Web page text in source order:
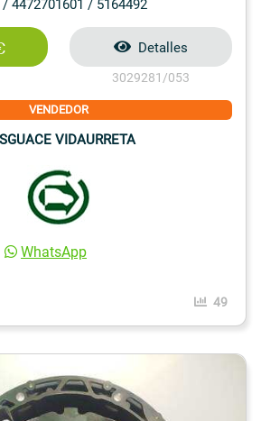
/ 4472701601 / 5164492
Detalles
3029281/053
VENDEDOR
VIDAURRETA
WhatsApp
49